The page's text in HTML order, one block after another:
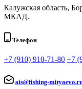
Калужская область,
МКАД.
Телефон
+7 (910) 910-71-80 +7
ais@fishing-